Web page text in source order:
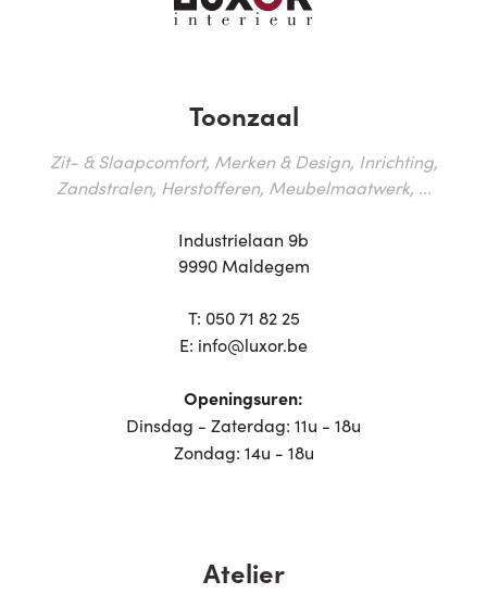
Toonzaal
Zit- & Slaapcomfort, Merken & Design, Inrichting,
Zandstralen, Herstofferen, Meubelmaatwerk, ...
Industrielaan 9b
9990 Maldegem
T: 050 71 82 25
E: info@luxor.be
Openingsuren:
Dinsdag - Zaterdag: 11u - 18u
Zondag: 14u - 18u
Atelier